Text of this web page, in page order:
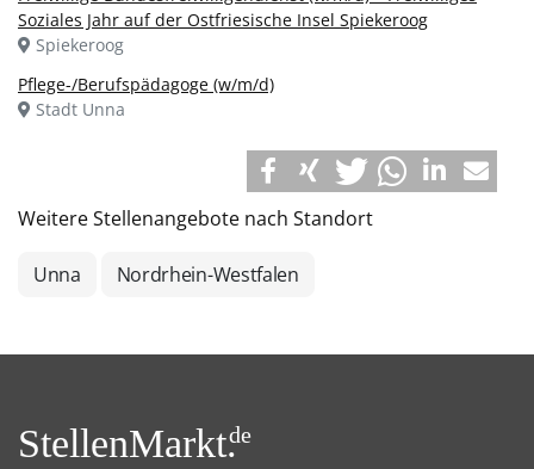
Soziales Jahr auf der Ostfriesische Insel Spiekeroog
Spiekeroog
Pflege-/Berufspädagoge (w/m/d)
Stadt Unna
Weitere Stellenangebote nach Standort
Unna Nordrhein-Westfalen
StellenMarkt.de